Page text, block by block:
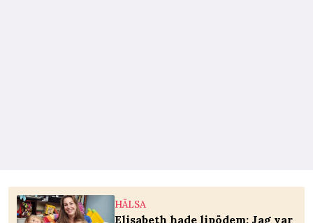
HÄLSA
Elisabeth hade lipödem: Jag var